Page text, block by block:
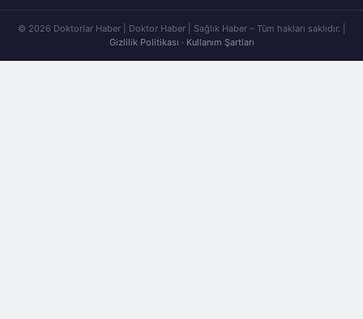
© 2026 Doktorlar Haber | Doktor Haber | Sağlık Haber – Tüm hakları saklıdır. |
Gizlilik Politikası · Kullanım Şartları